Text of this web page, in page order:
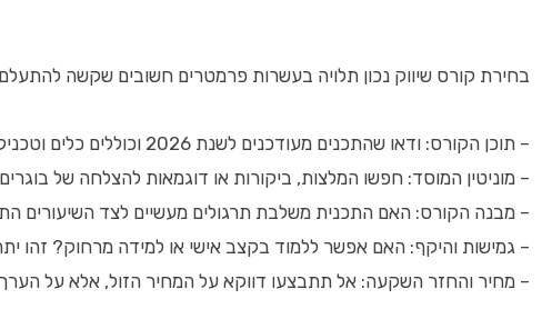
בחירת קורס שיווק נכון תלויה בעשרות פרמטרים חשובים שקשה
– תוכן הקורס: ודאו שהתכנים מעודכנים לשנת 2026 וכוללים כלים וטכניקות עדכניות שבאמת פועלות היום בשוק.
– מוניטין המוסד: חפשו המלצות, ביקורות או דוגמאות להצלחה של
– מבנה הקורס: האם התכנית משלבת תרגולים מעשיים לצד השיעורים
– גמישות והיקף: האם אפשר ללמוד בקצב אישי או למידה מרחוק? זהו
– מחיר והחזר השקעה: אל תתבצעו דווקא על המחיר הזול, אלא על